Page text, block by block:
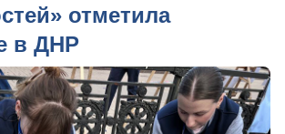
отметила
в ДНР